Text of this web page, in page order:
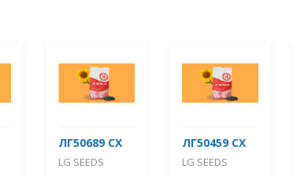
ЛГ50689 СХ
LG SEEDS
ЛГ50459 СХ
LG SEEDS